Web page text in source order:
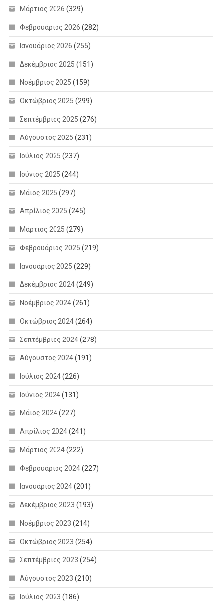
Μάρτιος 2026 (329)
Φεβρουάριος 2026 (282)
Ιανουάριος 2026 (255)
Δεκέμβριος 2025 (151)
Νοέμβριος 2025 (159)
Οκτώβριος 2025 (299)
Σεπτέμβριος 2025 (276)
Αύγουστος 2025 (231)
Ιούλιος 2025 (237)
Ιούνιος 2025 (244)
Μάιος 2025 (297)
Απρίλιος 2025 (245)
Μάρτιος 2025 (279)
Φεβρουάριος 2025 (219)
Ιανουάριος 2025 (229)
Δεκέμβριος 2024(249)
Νοέμβριος 2024(261)
Οκτώβριος 2024(264)
Σεπτέμβριος 2024(278)
Αύγουστος 2024(191)
Ιούλιος 2024(226)
Ιούνιος 2024(131)
Μάιος 2024(227)
Απρίλιος 2024(241)
Μάρτιος 2024(222)
Φεβρουάριος 2024(227)
Ιανουάριος 2024(201)
Δεκέμβριος 2023 (193)
Νοέμβριος 2023 (214)
Οκτώβριος 2023 (254)
Σεπτέμβριος 2023 (254)
Αύγουστος 2023 (210)
Ιούλιος 2023 (186)